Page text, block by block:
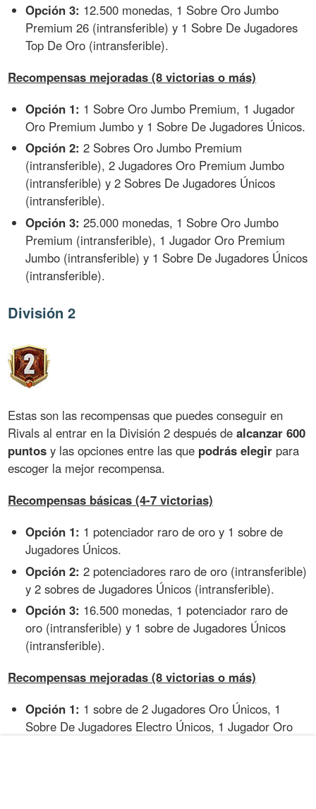
Opción 3: 12.500 monedas, 1 Sobre Oro Jumbo
Premium 26 (intransferible) y 1 Sobre De Jugadores
Top De Oro (intransferible).
Recompensas mejoradas (8 victorias o más)
Opción 1: 1 Sobre Oro Jumbo Premium, 1 Jugador
Oro Premium Jumbo y 1 Sobre De Jugadores Únicos.
Opción 2: 2 Sobres Oro Jumbo Premium
(intransferible), 2 Jugadores Oro Premium Jumbo
(intransferible) y 2 Sobres De Jugadores Únicos
(intransferible).
Opción 3: 25.000 monedas, 1 Sobre Oro Jumbo
Premium (intransferible), 1 Jugador Oro Premium
Jumbo (intransferible) y 1 Sobre De Jugadores Únicos
(intransferible).
División 2
Estas son las recompensas que puedes conseguir en
Rivals al entrar en la División 2 después dealcanzar 600
puntos y las opciones entre las que podrás elegir para
escoger la mejor recompensa.
Recompensas básicas (4-7 victorias)
Opción 1: 1 potenciador raro de oro y 1 sobre de
Jugadores Únicos.
Opción 2: 2 potenciadores raro de oro (intransferible)
y 2 sobres de Jugadores Únicos (intransferible).
Opción 3: 16.500 monedas, 1 potenciador raro de
oro (intransferible) y 1 sobre de Jugadores Únicos
(intransferible).
Recompensas mejoradas (8 victorias o más)
Opción 1: 1 sobre de 2 Jugadores Oro Únicos, 1
Sobre De Jugadores Electro Únicos, 1 Jugador Oro